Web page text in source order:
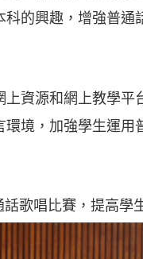
科的興趣，增強普通
上資源和網上教學平
環境，加強學生運用
歌唱比賽，提高學